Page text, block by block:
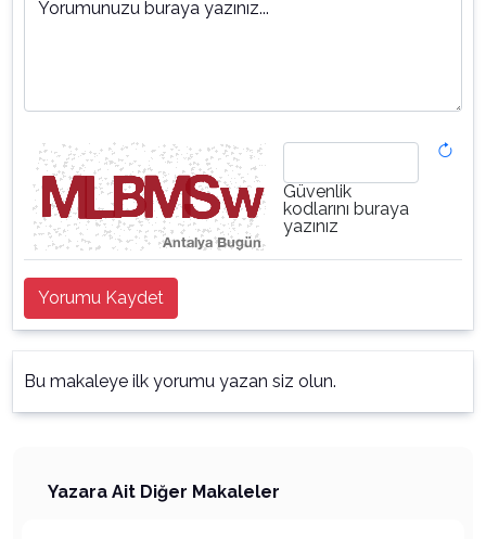
Yorumunuzu buraya yazınız...
Güvenlik
kodlarını buraya
yazınız
Yorumu Kaydet
Bu makaleye ilk yorumu yazan siz olun.
Yazara Ait Diğer Makaleler